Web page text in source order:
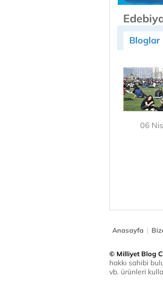
Bloglar
06
Anasayfa |
© Milliyet Blog
hakkı sahibi
vb. ürünleri